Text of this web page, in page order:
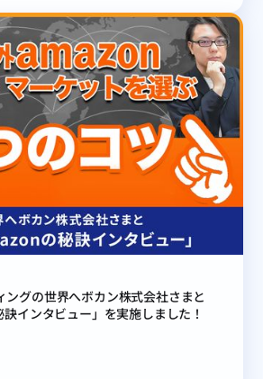
ングの世界へボカン株式会社さまと
訣インタビュー」を実施しました！